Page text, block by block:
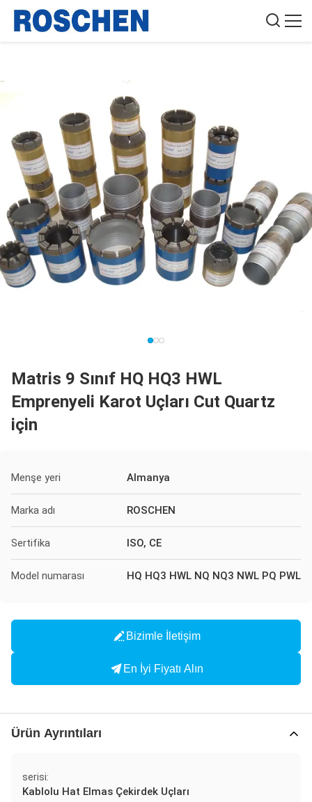
Matris 9 Sınıf HQ HQ3 HWL
Emprenyeli Karot Uçları Cut Quartz
için
Menşe yeri Almanya
Marka adı ROSCHEN
Sertifika ISO, CE
Model numarası HQ HQ3 HWL NQ NQ3 NWL PQ PWL
Bizimle İletişim
En İyi Fiyatı Alın
Ürün Ayrıntıları
serisi:
Kablolu Hat Elmas Çekirdek Uçları